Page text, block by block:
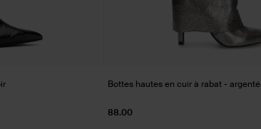
Bottes hautes en cuir à rabat - argenté
88.00